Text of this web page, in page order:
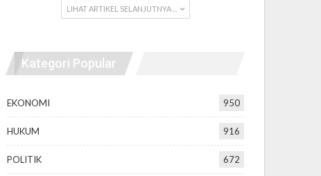
LIHAT ARTIKEL SELANJUTNYA ...
Kategori Popular
EKONOMI 950
HUKUM 916
POLITIK 672